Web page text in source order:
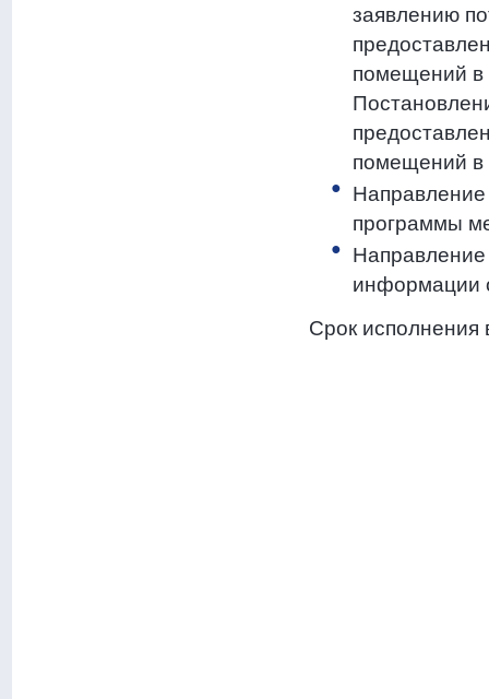
заявлению
помещений в
помещений в
программы
информации
Срок исполнения